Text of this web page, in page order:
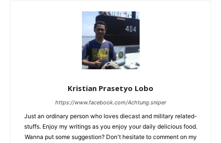
Kristian Prasetyo Lobo
https://www.facebook.com/Achtung.sniper
Just an ordinary person who loves diecast and military related-
stuffs. Enjoy my writings as you enjoy your daily delicious food.
Wanna put some suggestion? Don't hesitate to comment on my